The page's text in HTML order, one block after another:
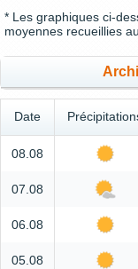
* Les graphiques ci-
moyennes recueillies
Date
08.08
07.08
06.08
05.08